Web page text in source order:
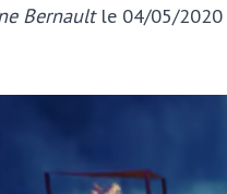
Bernault le 04/05/2020